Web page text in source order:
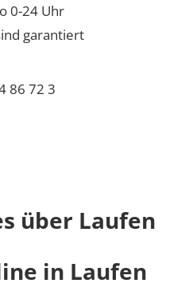
0-24 Uhr
garantiert
86 72 3
über Laufen
in Laufen